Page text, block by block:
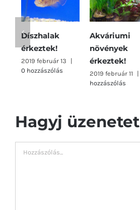
Díszhalak
érkeztek!
2019 február 13
|
0 hozzászólás
Akváriumi
növények
érkeztek!
2019 február 11 |
0
hozzászólás
Hagyj üzenetet
Hozzászólás